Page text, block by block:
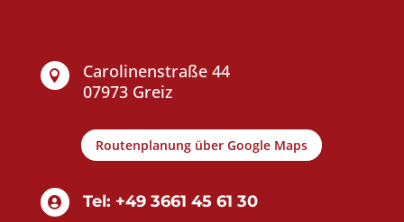

Carolinenstraße 44
07973 Greiz
Routenplanung über Google Maps
 Tel: +49 3661 45 61 30